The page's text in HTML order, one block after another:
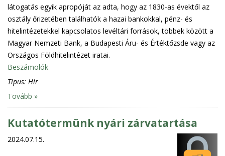
látogatás egyik apropóját az adta, hogy az 1830-as évektől az
osztály őrizetében találhatók a hazai bankokkal, pénz- és
hitelintézetekkel kapcsolatos levéltári források, többek között a
Magyar Nemzeti Bank, a Budapesti Áru- és Értéktőzsde vagy az
Országos Földhitelintézet iratai.
Beszámolók
Típus: Hír
Tovább »
Kutatótermünk nyári zárvatartása
2024.07.15.